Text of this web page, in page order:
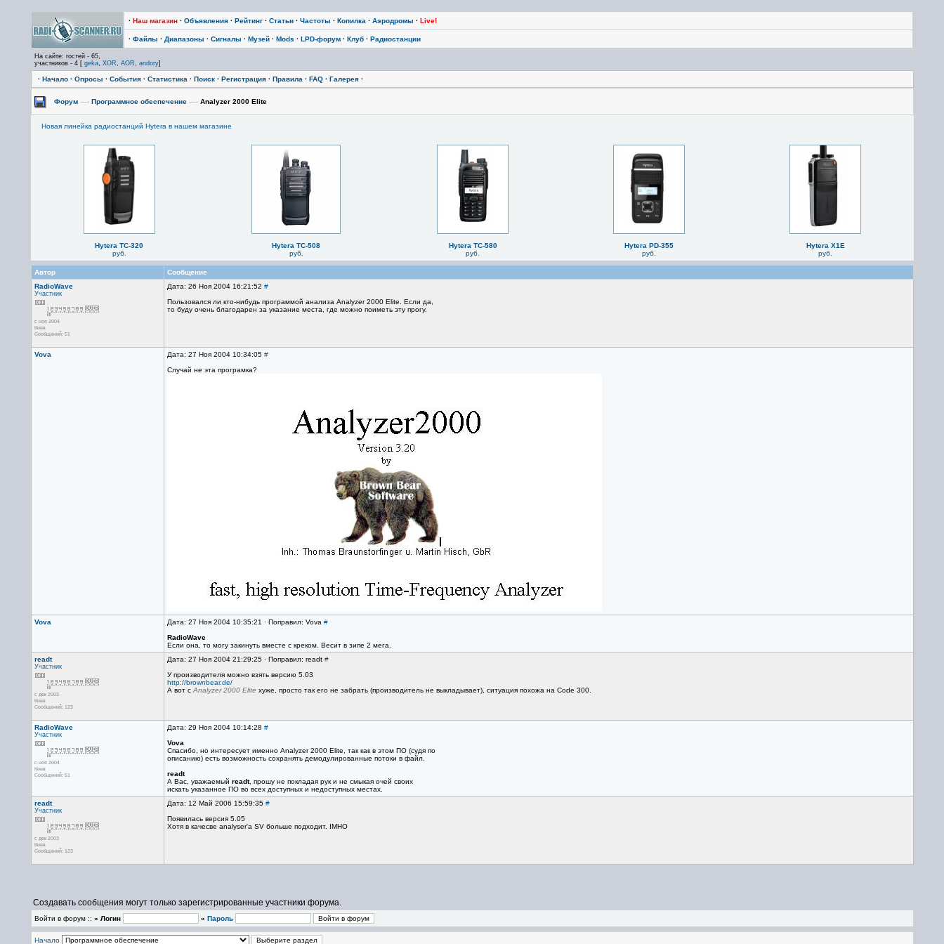
· Наш магазин· Объявления· Рейтинг· Статьи· Частоты · Копилка · Аэродромы · Live!
· Файлы · Диапазоны · Сигналы · Музей· Mods · LPD-форум· Клуб· Радиостанции
На сайте: гостей - 65,
участников - 4 [ geka, XOR, AOR, andory]
· Начало· Опросы · События· Статистика · Поиск· Регистрация· Правила · FAQ· Галерея·
Форум —› Программное обеспечение —›Analyzer 2000 Elite
Новая линейка радиостанций Hytera в нашем магазине
Hytera TC-320
руб.
Hytera TC-508
руб.
Hytera TC-580
руб.
Hytera PD-355
руб.
Hytera X1E
руб.
Автор
Сообщение
RadioWave
Участник
с ноя 2004
Киев
Сообщений: 51
Дата: 26 Ноя 2004 16:21:52 #
Пользовался ли кто-нибудь программой анализа Analyzer 2000 Elite. Если да,
то буду очень благодарен за указание места, где можно поиметь эту прогу.
Vova Дата: 27 Ноя 2004 10:34:05 #
Случай не эта програмка?
Vova Дата: 27 Ноя 2004 10:35:21 · Поправил: Vova #
RadioWave
Если она, то могу закинуть вместе с креком. Весит в зипе 2 мега.
readt
Участник
с дек 2003
Киев
Сообщений: 123
Дата: 27 Ноя 2004 21:29:25 · Поправил: readt #
У производителя можно взять версию 5.03
http://brownbear.de/
А вот c Analyzer 2000 Elite хуже, просто так его не забрать (производитель не выкладывает), ситуация похожа на Code 300.
RadioWave
Участник
с ноя 2004
Киев
Сообщений: 51
Дата: 29 Ноя 2004 10:14:28 #
Vova
Спасибо, но интересует именно Analyzer 2000 Elite, так как в этом ПО (судя по
описанию) есть возможность сохранять демодулированные потоки в файл.
readt
А Вас, уважаемый readt, прошу не покладая рук и не смыкая очей своих
искать указанное ПО во всех доступных и недоступных местах.
readt
Участник
с дек 2003
Киев
Сообщений: 123
Дата: 12 Май 2006 15:59:35 #
Появилась версия 5.05
Хотя в качесве analyser'a SV больше подходит. IMHO
Создавать сообщения могут только зарегистрированные участники форума.
Войти в форум :: » Логин » Пароль
Начало